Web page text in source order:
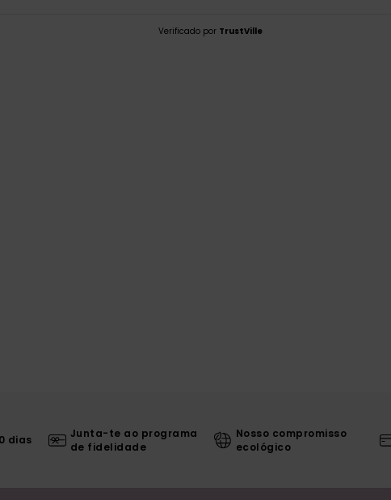
Verificado por TrustVille
dias
Junta-te ao programa
de fidelidade
Nosso compromisso
ecológico